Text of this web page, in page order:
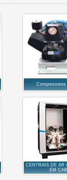
CENTRAIS DE AR
EM